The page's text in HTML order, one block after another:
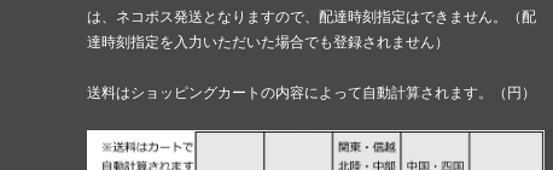
は、ネコポス発送となりますので、配達時刻指定はできません。（配
達時刻指定を入力いただいた場合でも登録されません）
送料はショッピングカートの内容によって自動計算されます。（円）